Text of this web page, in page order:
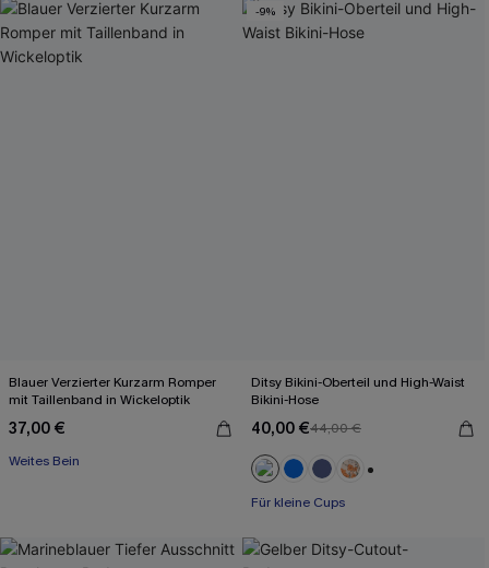
Blauer Verzierter Kurzarm Romper
mit Taillenband in Wickeloptik
37,00 €
Weites Bein
-9%
Ditsy Bikini-Oberteil und High-Waist
Bikini-Hose
40,00 €44,00 €
Für kleine Cups